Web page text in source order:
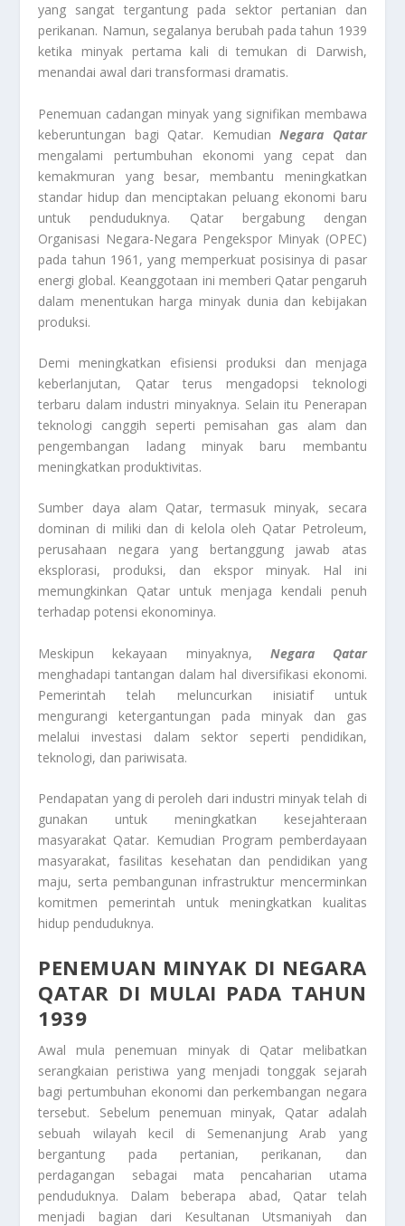
yang sangat tergantung pada sektor pertanian dan
perikanan. Namun, segalanya berubah pada tahun 1939
ketika minyak pertama kali di temukan di Darwish,
menandai awal dari transformasi dramatis.
Penemuan cadangan minyak yang signifikan membawa
keberuntungan bagi Qatar. KemudianNegara Qatar
mengalami pertumbuhan ekonomi yang cepat dan
kemakmuran yang besar, membantu meningkatkan
standar hidup dan menciptakan peluang ekonomi baru
untuk penduduknya. Qatar bergabung dengan
Organisasi Negara-Negara Pengekspor Minyak (OPEC)
pada tahun 1961, yang memperkuat posisinya di pasar
energi global. Keanggotaan ini memberi Qatar pengaruh
dalam menentukan harga minyak dunia dan kebijakan
produksi.
Demi meningkatkan efisiensi produksi dan menjaga
keberlanjutan, Qatar terus mengadopsi teknologi
terbaru dalam industri minyaknya. Selain itu Penerapan
teknologi canggih seperti pemisahan gas alam dan
pengembangan ladang minyak baru membantu
meningkatkan produktivitas.
Sumber daya alam Qatar, termasuk minyak, secara
dominan di miliki dan di kelola oleh Qatar Petroleum,
perusahaan negara yang bertanggung jawab atas
eksplorasi, produksi, dan ekspor minyak. Hal ini
memungkinkan Qatar untuk menjaga kendali penuh
terhadap potensi ekonominya.
Meskipun kekayaan minyaknya, Negara Qatar
menghadapi tantangan dalam hal diversifikasi ekonomi.
Pemerintah telah meluncurkan inisiatif untuk
mengurangi ketergantungan pada minyak dan gas
melalui investasi dalam sektor seperti pendidikan,
teknologi, dan pariwisata.
Pendapatan yang di peroleh dari industri minyak telah di
gunakan untuk meningkatkan kesejahteraan
masyarakat Qatar. Kemudian Program pemberdayaan
masyarakat, fasilitas kesehatan dan pendidikan yang
maju, serta pembangunan infrastruktur mencerminkan
komitmen pemerintah untuk meningkatkan kualitas
hidup penduduknya.
PENEMUAN MINYAK DI NEGARA
QATAR DI MULAI PADA TAHUN
1939
Awal mula penemuan minyak di Qatar melibatkan
serangkaian peristiwa yang menjadi tonggak sejarah
bagi pertumbuhan ekonomi dan perkembangan negara
tersebut. Sebelum penemuan minyak, Qatar adalah
sebuah wilayah kecil di Semenanjung Arab yang
bergantung pada pertanian, perikanan, dan
perdagangan sebagai mata pencaharian utama
penduduknya. Dalam beberapa abad, Qatar telah
menjadi bagian dari Kesultanan Utsmaniyah dan